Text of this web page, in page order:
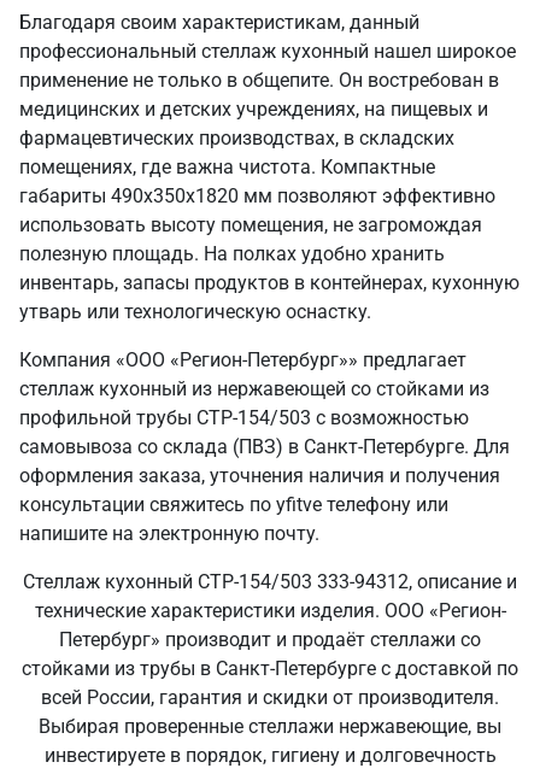
Благодаря своим характеристикам, данный
профессиональный стеллаж кухонный нашел широкое
применение не только в общепите. Он востребован в
медицинских и детских учреждениях, на пищевых и
фармацевтических производствах, в складских
помещениях, где важна чистота. Компактные
габариты 490х350х1820 мм позволяют эффективно
использовать высоту помещения, не загромождая
полезную площадь. На полках удобно хранить
инвентарь, запасы продуктов в контейнерах, кухонную
утварь или технологическую оснастку.
Компания «ООО «Регион-Петербург»» предлагает
стеллаж кухонный из нержавеющей со стойками из
профильной трубы СТР-154/503 с возможностью
самовывоза со склада (ПВЗ) в Санкт‑Петербурге. Для
оформления заказа, уточнения наличия и получения
консультации свяжитесь по yfitve телефону или
напишите на электронную почту.
Стеллаж кухонный СТР-154/503 333-94312, описание и
технические характеристики изделия. ООО «Регион-
Петербург» производит и продаёт стеллажи со
стойками из трубы в Санкт‑Петербурге с доставкой по
всей России, гарантия и скидки от производителя.
Выбирая проверенные стеллажи нержавеющие, вы
инвестируете в порядок, гигиену и долговечность